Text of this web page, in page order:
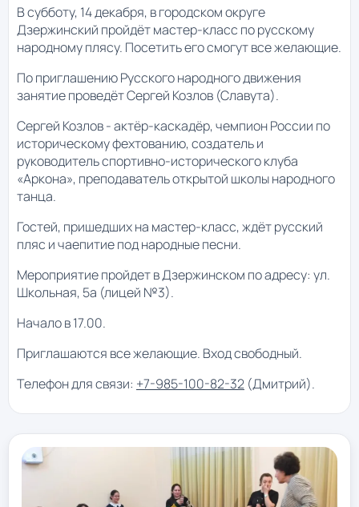
В субботу, 14 декабря, в городском округе
Дзержинский пройдёт мастер-класс по русскому
народному плясу. Посетить его смогут все желающие.
По приглашению Русского народного движения
занятие проведёт Сергей Козлов (Славута).
Сергей Козлов - актёр-каскадёр, чемпион России по
историческому фехтованию, создатель и
руководитель спортивно-исторического клуба
«Аркона», преподаватель открытой школы народного
танца.
Гостей, пришедших на мастер-класс, ждёт русский
пляс и чаепитие под народные песни.
Мероприятие пройдет в Дзержинском по адресу: ул.
Школьная, 5а (лицей №3).
Начало в 17.00.
Приглашаются все желающие. Вход свободный.
Телефон для связи: +7-985-100-82-32 (Дмитрий).